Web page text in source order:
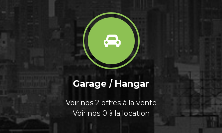
Garage / Hangar
Voir nos 2 offres à la vente
Voir nos 0 à la location